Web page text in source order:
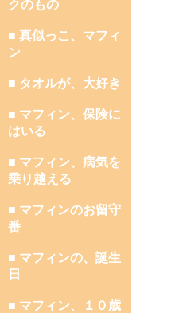
クのもの
■ 真似っこ、マフィ
ン
■ タオルが、大好き
■ マフィン、保険に
はいる
■ マフィン、病気を
乗り越える
■ マフィンのお留守
番
■ マフィンの、誕生
日
■ マフィン、１０歳